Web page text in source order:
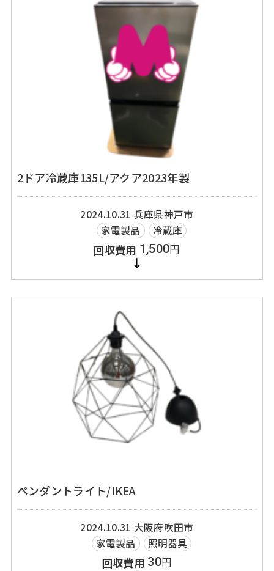
2ドア冷蔵庫135L/アクア2023年製
2024.10.31 兵庫県神戸市
家電製品
冷蔵庫
1,500円
ペンダントライト/IKEA
2024.10.31 大阪府吹田市
家電製品
照明器具
30円